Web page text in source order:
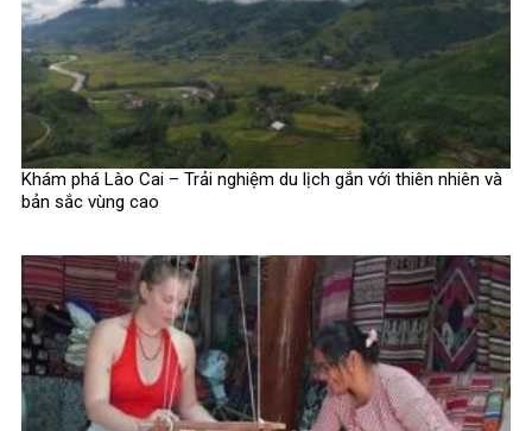
Khám phá Lào Cai – Trải nghiệm du lịch gắn với thiên nhiên và
bản sắc vùng cao